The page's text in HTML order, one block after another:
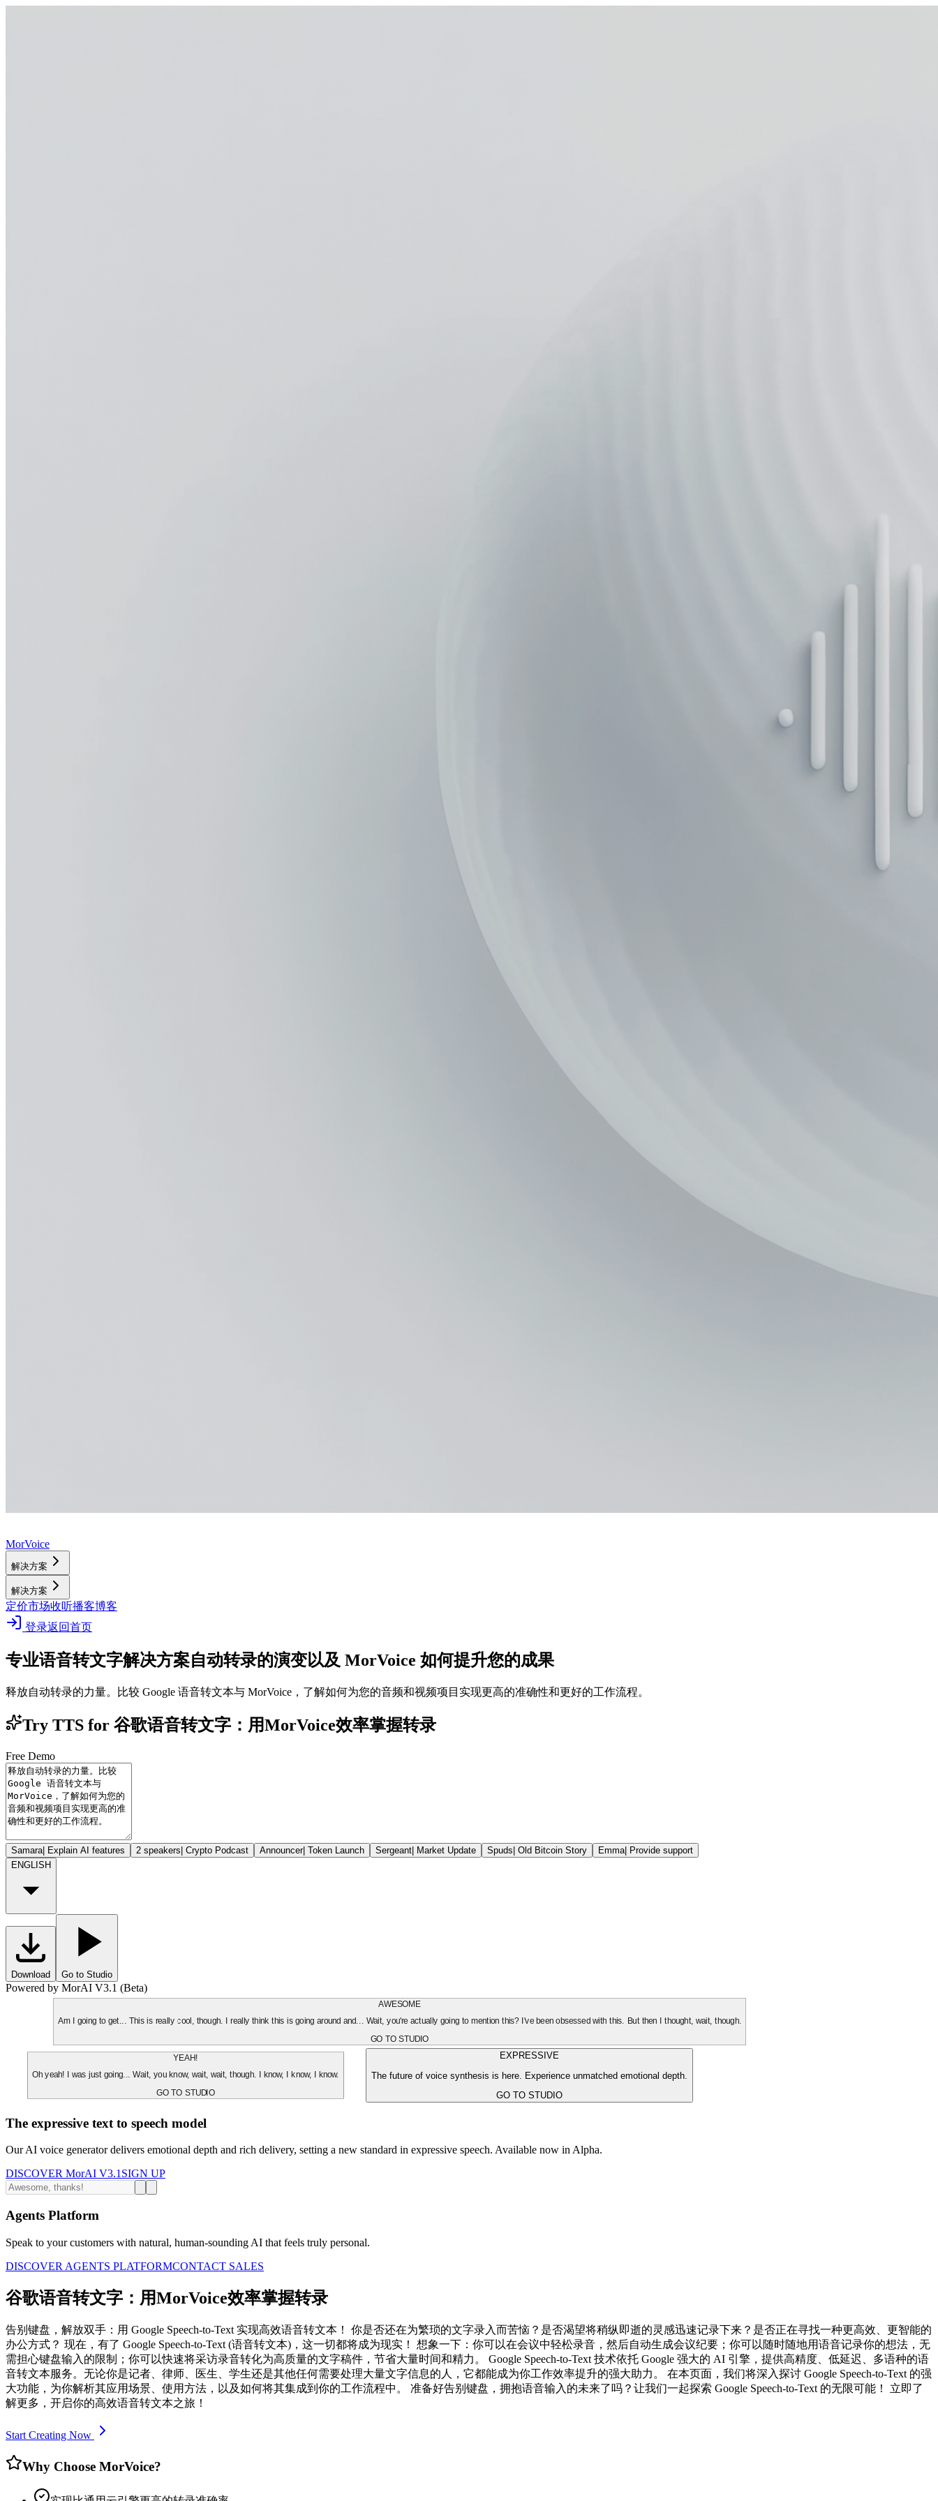
MorVoice
解决方案
解决方案
定价市场收听播客博客
登录返回首页
专业语音转文字解决方案自动转录的演变以及 MorVoice 如何提升您的成果
释放自动转录的力量。比较 Google 语音转文本与 MorVoice，了解如何为您的音频和视频项目实现更高的准确性和更好的工作流程。
Try TTS for 谷歌语音转文字：用MorVoice效率掌握转录
Free Demo
Samara| Explain AI features 2 speakers| Crypto Podcast Announcer| Token Launch Sergeant| Market Update Spuds| Old Bitcoin Story Emma| Provide support
ENGLISH
Download Go to Studio
Powered by MorAI V3.1 (Beta)
AWESOME
Am I going to get... This is really cool, though. I really think this is going around and... Wait, you're actually going to mention this? I've been obsessed with this. But then I thought, wait, though.
GO TO STUDIO
YEAH!
Oh yeah! I was just going... Wait, you know, wait, wait, though. I know, I know, I know.
GO TO STUDIO
EXPRESSIVE
The future of voice synthesis is here. Experience unmatched emotional depth.
GO TO STUDIO
The expressive text to speech model
Our AI voice generator delivers emotional depth and rich delivery, setting a new standard in expressive speech. Available now in Alpha.
DISCOVER MorAI V3.1 SIGN UP
Agents Platform
Speak to your customers with natural, human-sounding AI that feels truly personal.
DISCOVER AGENTS PLATFORMCONTACT SALES
谷歌语音转文字：用MorVoice效率掌握转录
告别键盘，解放双手：用 Google Speech-to-Text 实现高效语音转文本！ 你是否还在为繁琐的文字录入而苦恼？是否渴望将稍纵即逝的灵感迅速记录下来？是否正在寻找一种更高效、更智能的
办公方式？ 现在，有了 Google Speech-to-Text (语音转文本)，这一切都将成为现实！ 想象一下：你可以在会议中轻松录音，然后自动生成会议纪要；你可以随时随地用语音记录你的想法，无
需担心键盘输入的限制；你可以快速将采访录音转化为高质量的文字稿件，节省大量时间和精力。 Google Speech-to-Text 技术依托 Google 强大的 AI 引擎，提供高精度、低延迟、多语种的语
音转文本服务。无论你是记者、律师、医生、学生还是其他任何需要处理大量文字信息的人，它都能成为你工作效率提升的强大助力。 在本页面，我们将深入探讨 Google Speech-to-Text 的强
大功能，为你解析其应用场景、使用方法，以及如何将其集成到你的工作流程中。 准备好告别键盘，拥抱语音输入的未来了吗？让我们一起探索 Google Speech-to-Text 的无限可能！ 立即了
解更多，开启你的高效语音转文本之旅！
Start Creating Now
Why Choose MorVoice?